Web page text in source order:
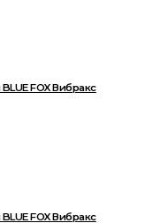
FOX Вибракс
FOX Вибракс